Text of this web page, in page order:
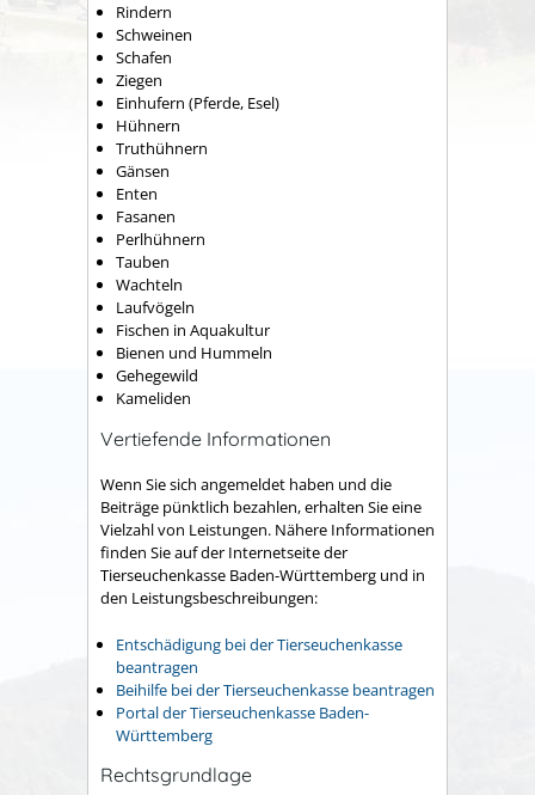
Rindern
Schweinen
Schafen
Ziegen
Einhufern (Pferde, Esel)
Hühnern
Truthühnern
Gänsen
Enten
Fasanen
Perlhühnern
Tauben
Wachteln
Laufvögeln
Fischen in Aquakultur
Bienen und Hummeln
Gehegewild
Kameliden
Vertiefende Informationen
Wenn Sie sich angemeldet haben und die
Beiträge pünktlich bezahlen, erhalten Sie eine
Vielzahl von Leistungen. Nähere Informationen
finden Sie auf der Internetseite der
Tierseuchenkasse Baden-Württemberg und in
den Leistungsbeschreibungen:
Entschädigung bei der Tierseuchenkasse
beantragen
Beihilfe bei der Tierseuchenkasse beantragen
Portal der Tierseuchenkasse Baden-
Württemberg
Rechtsgrundlage